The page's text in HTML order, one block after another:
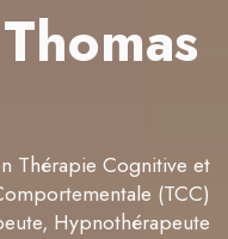
Thérapie Cognitive et
(TCC)
Hypnothérapeute